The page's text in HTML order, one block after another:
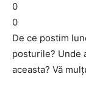
0
0
De ce postim
posturile? Unde
aceasta? Vă